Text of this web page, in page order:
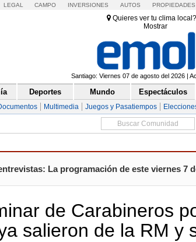
LEGAL CAMPO INVERSIONES AUTOS PROPIEDADES
Quieres ver tu clima local?
Mostrar
Santiago: Viernes 07 de agosto del 2026 |
Deportes Mundo Espectáculos
Multimedia Juegos y Pasatiempos
La programación de este viernes 7
de Carabineros
salieron de la RM y